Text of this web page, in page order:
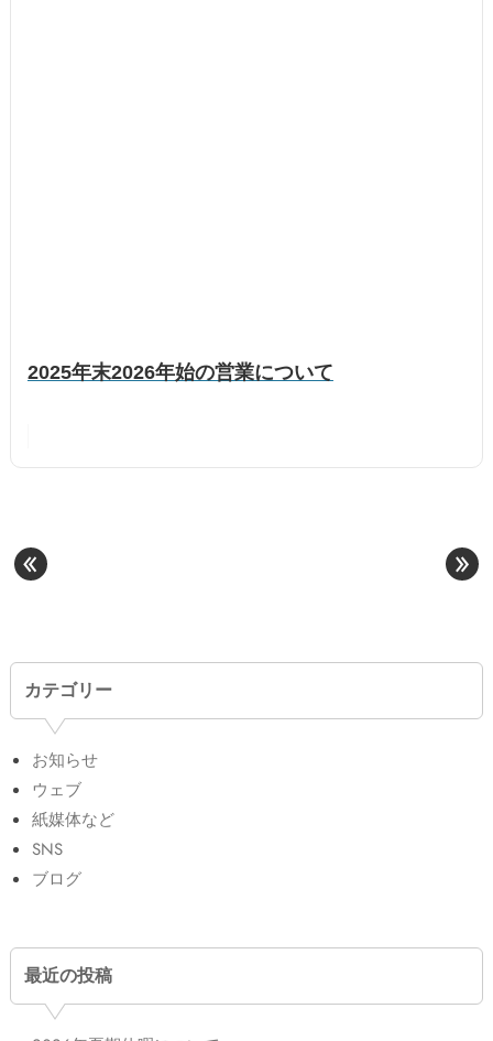
2025年末2026年始の営業について
« »
カテゴリー
お知らせ
ウェブ
紙媒体など
SNS
ブログ
最近の投稿